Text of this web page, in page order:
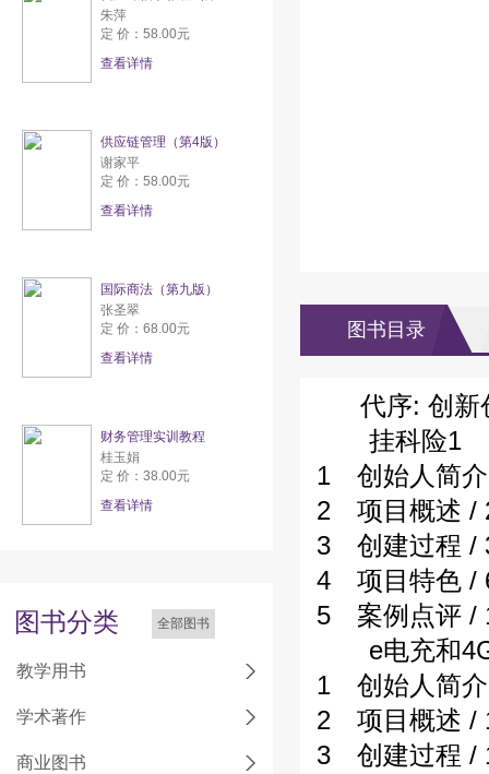
朱萍
定 价：58.00元
查看详情
供应链管理（第4版）
谢家平
定 价：58.00元
查看详情
国际商法（第九版）
张圣翠
定 价：68.00元
查看详情
财务管理实训教程
桂玉娟
定 价：38.00元
查看详情
图书分类 全部图书
教学用书
学术著作
商业图书
图书目录
代序: 创新
挂科险1
1 创始人简
2 项目概述 /
3 创建过程 /
4 项目特色 /
5 案例点评 /
e电充和4G
1 创始人简
2 项目概述 /
3 创建过程 /